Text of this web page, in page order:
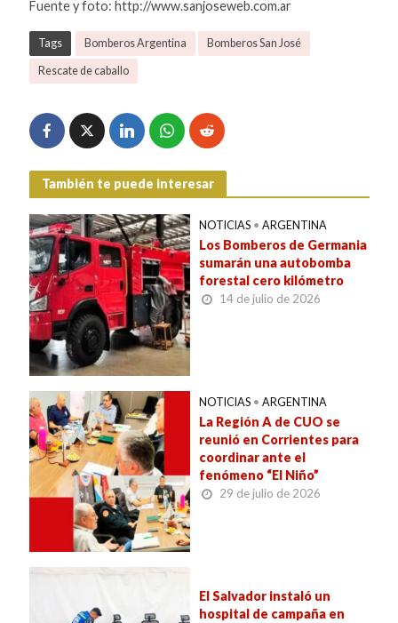
Fuente y foto: http://www.sanjoseweb.com.ar
Tags Bomberos Argentina Bomberos San José
Rescate de caballo
También te puede interesar
NOTICIAS • ARGENTINA
Los Bomberos de Germania
sumarán una autobomba
forestal cero kilómetro
14 de julio de 2026
NOTICIAS • ARGENTINA
La Región A de CUO se
reunió en Corrientes para
coordinar ante el
fenómeno “El Niño”
29 de julio de 2026
El Salvador instaló un
hospital de campaña en